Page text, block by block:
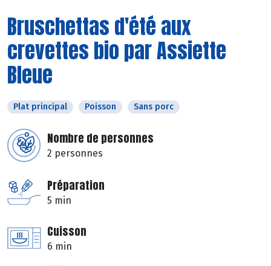
Bruschettas d'été aux
crevettes bio par Assiette
Bleue
Plat principal Poisson Sans porc
Nombre de personnes
2 personnes
Préparation
5 min
Cuisson
6 min